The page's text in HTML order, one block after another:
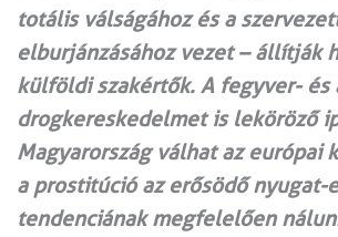
totális válságához és a
elburjánzásához vezet – állítják
külföldi szakértők. A fegyver- és
drogkereskedelmet is leköröző
Magyarország válhat az európai
a prostitúció az erősödő nyugat-
tendenciának megfelelően